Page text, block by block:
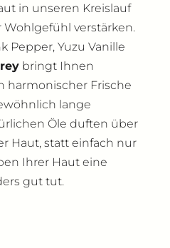
in unseren Kreislauf
verstärken.
Pepper, Yuzu Vanille
bringt Ihnen
harmonischer Frische
lange
Öle duften über
Haut, statt einfach nur
Ihrer Haut eine
gut tut.